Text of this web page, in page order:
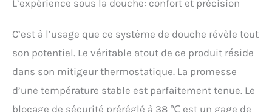
L’expérience sous la douche: confort et précision
C’est à l’usage que ce système de douche révèle tout
son potentiel. Le véritable atout de ce produit réside
dans son mitigeur thermostatique. La promesse
d’une température stable est parfaitement tenue. Le
blocage de sécurité préréglé à 38 ℃ est un gage de